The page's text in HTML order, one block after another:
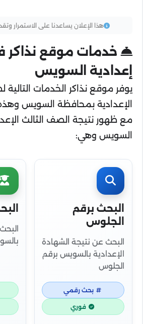
هذا الإعلان يساعدنا على الاستمرار
خدمات موقع نذاكر
إعدادية السويس
يوفر موقع نذاكر الخدمات التالية
الإعدادية بمحافظة السويس
مع ظهور نتيجة الصف الثالث
السويس وهي:
البحث برقم
الجلوس
البحث عن نتيجة الشهادة
الإعدادية بالسويس برقم
الجلوس
بحث رقمي
فوري